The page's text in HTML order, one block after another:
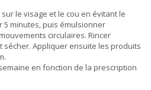
le visage et le cou en évitant le
5 minutes, puis émulsionner
circulaires. Rincer
sécher. Appliquer ensuite les produits
en fonction de la prescription